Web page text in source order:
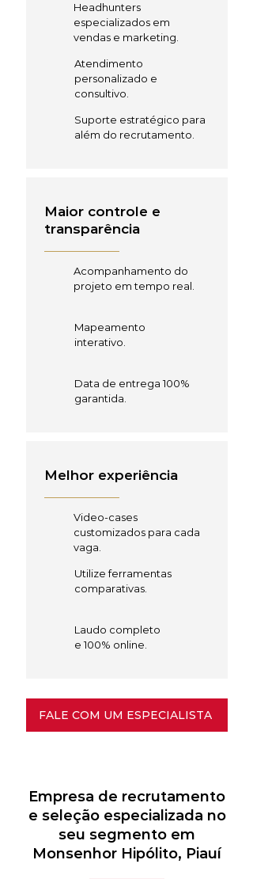
Headhunters
especializados em
vendas e marketing.
Atendimento
personalizado e
consultivo.
Suporte estratégico para
além do recrutamento.
Maior controle e
transparência
Acompanhamento do
projeto em tempo real.
Mapeamento
interativo.
Data de entrega 100%
garantida.
Melhor experiência
Video-cases
customizados para cada
vaga.
Utilize ferramentas
comparativas.
Laudo completo
e 100% online.
FALE COM UM ESPECIALISTA
Empresa de recrutamento
e seleção especializada no
seu segmento em
Monsenhor Hipólito, Piauí